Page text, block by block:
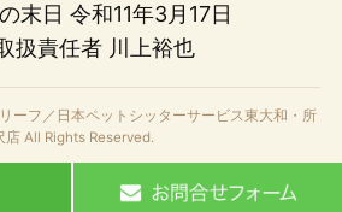
末日 令和11年3月17日
扱責任者 川上裕也
ーフ／日本ペットシッターサービス東大和・所
店 All Rights Reserved.